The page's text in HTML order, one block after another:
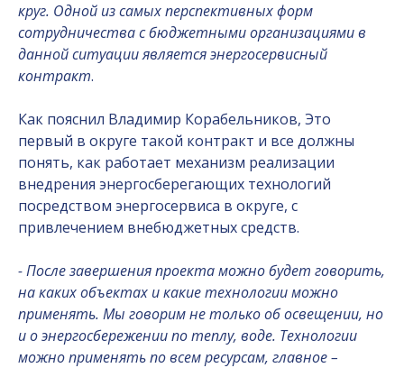
круг. Одной из самых перспективных форм
сотрудничества с бюджетными организациями в
данной ситуации является энергосервисный
контракт.
Как пояснил Владимир Корабельников, Это
первый в округе такой контракт и все должны
понять, как работает механизм реализации
внедрения энергосберегающих технологий
посредством энергосервиса в округе, с
привлечением внебюджетных средств.
- После завершения проекта можно будет говорить,
на каких объектах и какие технологии можно
применять. Мы говорим не только об освещении, но
и о энергосбережении по теплу, воде. Технологии
можно применять по всем ресурсам, главное –